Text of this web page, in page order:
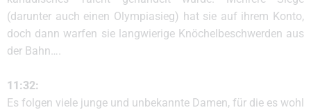
(darunter auch einen Olympiasieg) hat sie auf ihrem Konto,
doch dann warfen sie langwierige Knöchelbeschwerden aus
der Bahn….
11:32:
Es folgen viele junge und unbekannte Damen, für die es wohl